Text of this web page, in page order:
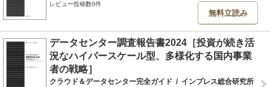
レビュー投稿数0件
無料立読み
データセンター調査報告書2024［投資が続き活
況なハイパースケール型、多様化する国内事業
者の戦略］
クラウド＆データセンター完全ガイド / インプレス総合研究所